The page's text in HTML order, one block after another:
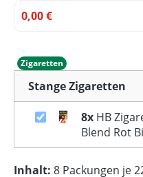
0,00 €
Zigaretten
Stange Zigaretten
8x HB
Blend Rot
Inhalt: 8 Packungen je